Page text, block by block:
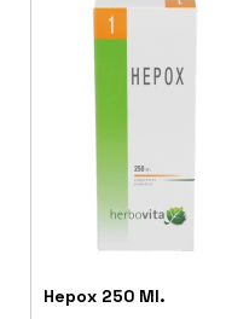
Hepox 250 Ml.